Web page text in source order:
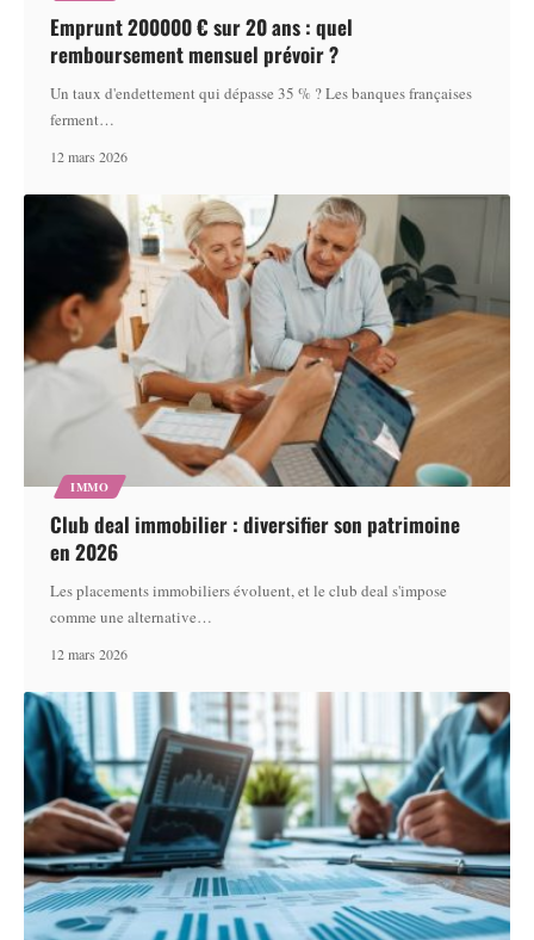
Emprunt 200000 € sur 20 ans : quel
remboursement mensuel prévoir ?
Un taux d'endettement qui dépasse 35 % ? Les banques françaises
ferment…
12 mars 2026
IMMO
Club deal immobilier : diversifier son patrimoine
en 2026
Les placements immobiliers évoluent, et le club deal s'impose
comme une alternative…
12 mars 2026